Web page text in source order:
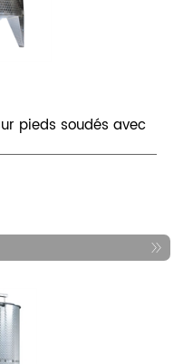
pieds soudés avec